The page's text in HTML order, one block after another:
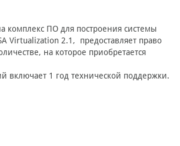
комплекс ПО для построения системы
Virtualization 2.1, предоставляет право
на которое приобретается
включает 1 год технической поддержки.